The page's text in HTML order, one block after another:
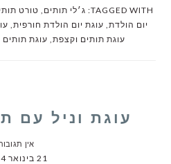
TAGGED WITH: ג׳לי תותים , טורט
יום הולדת, עוגת יום הולדת חורפית,
עוגת תותים וקצפת, עוגת
עוגת וניל עם
אין
21 בינואר 2024